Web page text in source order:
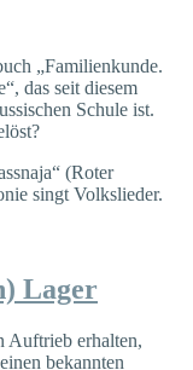
„Familienkunde.
das seit diesem
Schule ist.
Lager
Auftrieb erhalten,
bekannten